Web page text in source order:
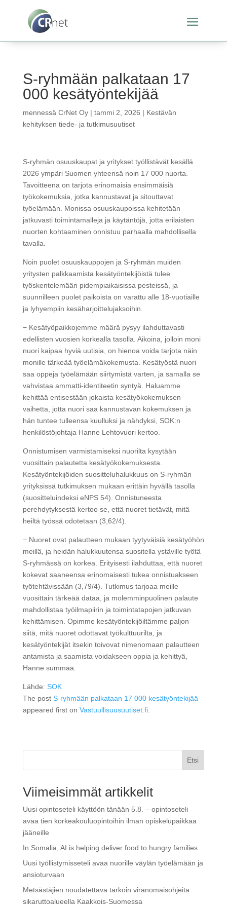
S-ryhmään palkataan 17
000 kesätyöntekijää
mennessä CrNet Oy| tammi 2, 2026 | Kestävän
kehityksen tiede- ja tutkimusuutiset
S-ryhmän osuuskaupat ja yritykset työllistävät kesällä
2026 ympäri Suomen yhteensä noin 17 000 nuorta.
Tavoitteena on tarjota erinomaisia ensimmäisiä
työkokemuksia, jotka kannustavat ja sitouttavat
työelämään. Monissa osuuskaupoissa kehitetään
jatkuvasti toimintamalleja ja käytäntöjä, jotta erilaisten
nuorten kohtaaminen onnistuu parhaalla mahdollisella
tavalla.
Noin puolet osuuskauppojen ja S-ryhmän muiden
yritysten palkkaamista kesätyöntekijöistä tulee
työskentelemään pidempiaikaisissa pesteissä, ja
suunnilleen puolet paikoista on varattu alle 18-vuotiaille
ja lyhyempiin kesäharjoittelujaksoihin.
− Kesätyöpaikkojemme määrä pysyy ilahduttavasti
edellisten vuosien korkealla tasolla. Aikoina, jolloin moni
nuori kaipaa hyviä uutisia, on hienoa voida tarjota näin
monille tärkeää työelämäkokemusta. Kesätyöstä nuori
saa oppeja työelämään siirtymistä varten, ja samalla se
vahvistaa ammatti-identiteetin syntyä. Haluamme
kehittää entisestään jokaista kesätyökokemuksen
vaihetta, jotta nuori saa kannustavan kokemuksen ja
hän tuntee tulleensa kuulluksi ja nähdyksi, SOK:n
henkilöstöjohtaja Hanne Lehtovuori kertoo.
Onnistumisen varmistamiseksi nuorilta kysytään
vuosittain palautetta kesätyökokemuksesta.
Kesätyöntekijöiden suositteluhalukkuus on S-ryhmän
yrityksissä tutkimuksen mukaan erittäin hyvällä tasolla
(suositteluindeksi eNPS 54). Onnistuneesta
perehdytyksestä kertoo se, että nuoret tietävät, mitä
heiltä työssä odotetaan (3,62/4).
− Nuoret ovat palautteen mukaan tyytyväisiä kesätyöhön
meillä, ja heidän halukkuutensa suositella ystäville työtä
S-ryhmässä on korkea. Erityisesti ilahduttaa, että nuoret
kokevat saaneensa erinomaisesti tukea onnistuakseen
työtehtävissään (3,79/4). Tutkimus tarjoaa meille
vuosittain tärkeää dataa, ja molemminpuolinen palaute
mahdollistaa työilmapiirin ja toimintatapojen jatkuvan
kehittämisen. Opimme kesätyöntekijöiltämme paljon
siitä, mitä nuoret odottavat työkulttuurilta, ja
kesätyöntekijät itsekin toivovat nimenomaan palautteen
antamista ja saamista voidakseen oppia ja kehittyä,
Hanne summaa.
Lähde: SOK
The post S-ryhmään palkataan 17 000 kesätyöntekijää
appeared first on Vastuullisuusuutiset.fi.
Etsi
Viimeisimmät artikkelit
Uusi opintoseteli käyttöön tänään 5.8. – opintoseteli
avaa tien korkeakouluopintoihin ilman opiskelupaikkaa
jääneille
In Somalia, AI is helping deliver food to hungry families
Uusi työllistymisseteli avaa nuorille väylän työelämään ja
ansioturvaan
Metsästäjien noudatettava tarkoin viranomaisohjeita
sikaruttoalueella Kaakkois-Suomessa